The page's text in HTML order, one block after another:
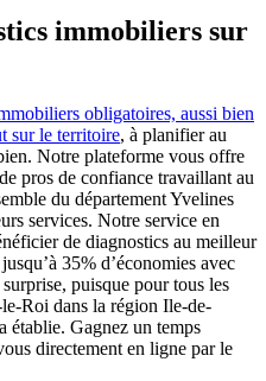
immobiliers sur
obligatoires, aussi bien
sur le territoire, à planifier au
Notre plateforme vous offre
pros de confiance travaillant au
du département Yvelines
services. Notre service en
de diagnostics au meilleur
35% d’économies avec
puisque pour tous les
Roi dans la région Ile-de-
établie. Gagnez un temps
directement en ligne par le